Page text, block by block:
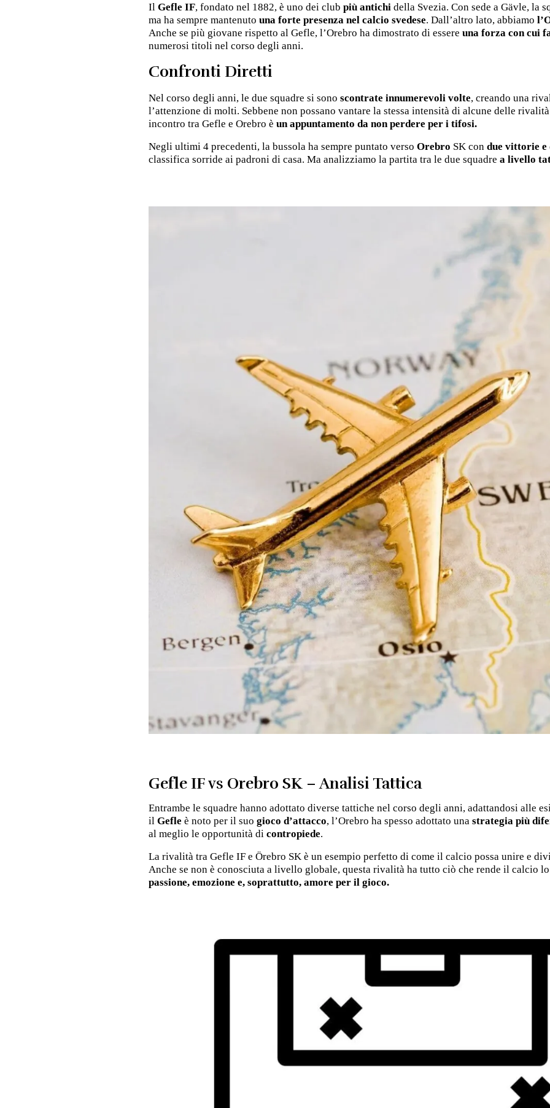
IlGefle IF, fondato nel 1882, è uno dei clubpiù antichi della Svezia. Con sede a Gävle, la
ma ha sempre mantenutouna forte presenza nel calcio svedese. Dall’altro lato, abbiamo
Anche se più giovane rispetto al Gefle, l’Orebro ha dimostrato di essereuna forza con cui
numerosi titoli nel corso degli anni.
Confronti Diretti
Nel corso degli anni, le due squadre si sonoscontrate innumerevoli volte, creando una
l’attenzione di molti. Sebbene non possano vantare la stessa intensità di alcune delle
incontro tra Gefle e Orebro èun appuntamento da non perdere per i tifosi.
Negli ultimi 4 precedenti, la bussola ha sempre puntato versoOrebro SK con due vittorie e
classifica sorride ai padroni di casa. Ma analizziamo la partita tra le due squadrea livello
Gefle IF vs Orebro SK – Analisi Tattica
Entrambe le squadre hanno adottato diverse tattiche nel corso degli anni, adattandosi alle
ilGefle è noto per il suogioco d’attacco, l’Orebro ha spesso adottato unastrategia più
al meglio le opportunità dicontropiede.
La rivalità tra Gefle IF e Örebro SK è un esempio perfetto di come il calcio possa unire e
Anche se non è conosciuta a livello globale, questa rivalità ha tutto ciò che rende il calcio
passione, emozione e, soprattutto, amore per il gioco.